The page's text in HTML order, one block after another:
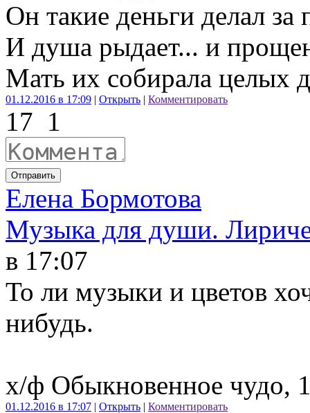
Он такие деньги делал за
И душа рыдает... и
Мать их собирала целых
01.12.2016 в 17:09 | Открыть | Комментировать
17 1
Отправить
Елена Бормотова
Музыка для души.
в 17:07
То ли музыки и цветов
нибудь.
х/ф Обыкновенное чудо,
01.12.2016 в 17:07 | Открыть | Комментировать